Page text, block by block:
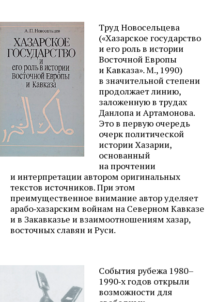
Труд Новосельцева
(«Хазарское государство
и его роль в истории
Восточной Европы
и Кавказа». М., 1990)
в значительной степени
продолжает линию,
заложенную в трудах
Данлопа и Артамонова.
Это в первую очередь
очерк политической
истории Хазарии,
основанный
на прочтении
и интерпретации автором оригинальных
текстов источников. При этом
преимущественное внимание автор уделяет
арабо‑хазарским войнам на Северном Кавказе
и в Закавказье и взаимоотношениям хазар,
восточных славян и Руси.
События рубежа 1980–
1990‑х годов открыли
возможности для